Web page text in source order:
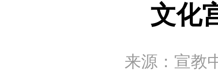
文化
来源：宣